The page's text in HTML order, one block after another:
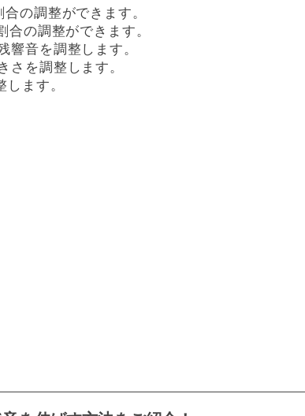
の調整ができます。
の調整ができます。
音を調整します。
を調整します。
ます。